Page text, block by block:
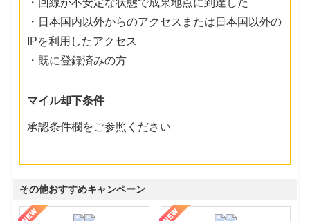
・回線が不安定な状態で成果地点に到達した
・日本国内以外からのアクセスまたは日本国以外の
IPを利用したアクセス
・既に登録済みの方
マイル却下条件
承認条件欄をご参照ください
その他おすすめキャンペーン